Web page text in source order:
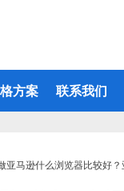
方案 联系我们
亚马逊什么浏览器比较好